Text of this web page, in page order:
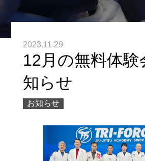
2023.11.29
12月の無料体験
知らせ
お知らせ